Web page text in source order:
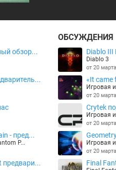
обзор...
- пред...
P...
предвари...
ОБСУЖДЕНИЯ
Diablo III
Diablo 3
от 20
«It came
Игровая
от 20
Crytek
Игровая
от 20
Игровая
от 20
Final